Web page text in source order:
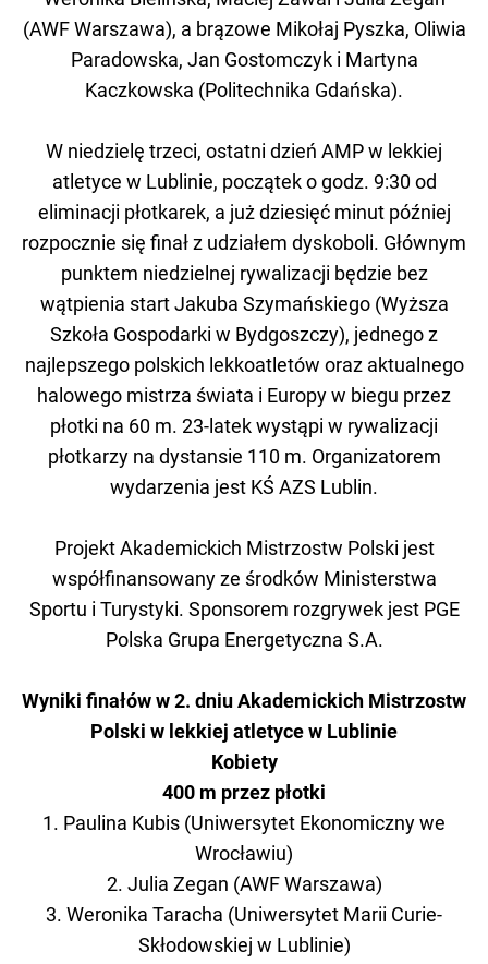
(AWF Warszawa), a brązowe Mikołaj Pyszka, Oliwia
Paradowska, Jan Gostomczyk i Martyna
Kaczkowska (Politechnika Gdańska).
W niedzielę trzeci, ostatni dzień AMP w lekkiej
atletyce w Lublinie, początek o godz. 9:30 od
eliminacji płotkarek, a już dziesięć minut później
rozpocznie się finał z udziałem dyskoboli. Głównym
punktem niedzielnej rywalizacji będzie bez
wątpienia start Jakuba Szymańskiego (Wyższa
Szkoła Gospodarki w Bydgoszczy), jednego z
najlepszego polskich lekkoatletów oraz aktualnego
halowego mistrza świata i Europy w biegu przez
płotki na 60 m. 23-latek wystąpi w rywalizacji
płotkarzy na dystansie 110 m. Organizatorem
wydarzenia jest KŚ AZS Lublin.
Projekt Akademickich Mistrzostw Polski jest
współfinansowany ze środków Ministerstwa
Sportu i Turystyki. Sponsorem rozgrywek jest PGE
Polska Grupa Energetyczna S.A.
Wyniki finałów w 2. dniu Akademickich Mistrzostw
Polski w lekkiej atletyce w Lublinie
Kobiety
400 m przez płotki
1. Paulina Kubis (Uniwersytet Ekonomiczny we
Wrocławiu)
2. Julia Zegan (AWF Warszawa)
3. Weronika Taracha (Uniwersytet Marii Curie-
Skłodowskiej w Lublinie)